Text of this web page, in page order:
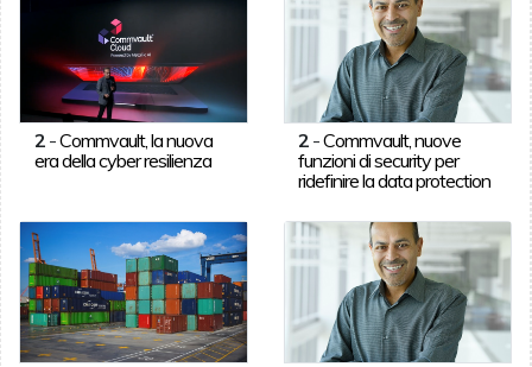
2-Commvault, la nuova
era della cyber resilienza
2 -Commvault, nuove
funzioni di security per
ridefinire la data protection